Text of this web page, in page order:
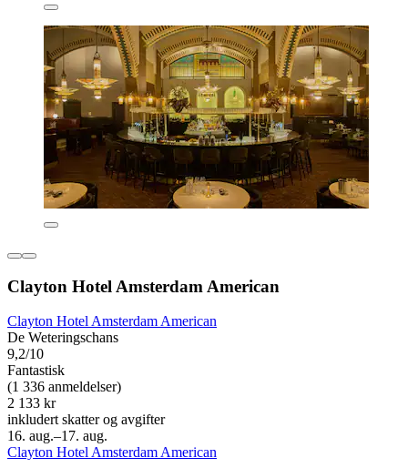
Clayton Hotel Amsterdam American
Clayton Hotel Amsterdam American
De Weteringschans
9,2/10
Fantastisk
(1 336 anmeldelser)
2 133 kr
inkludert skatter og avgifter
16. aug.–17. aug.
Clayton Hotel Amsterdam American